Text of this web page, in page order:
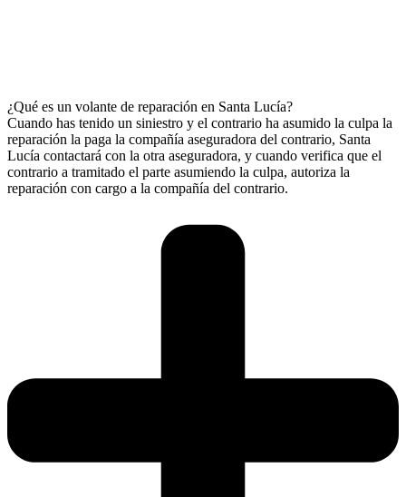
¿Qué es un volante de reparación en Santa Lucía?
Cuando has tenido un siniestro y el contrario ha asumido la culpa la
reparación la paga la compañía aseguradora del contrario, Santa
Lucía contactará con la otra aseguradora, y cuando verifica que el
contrario a tramitado el parte asumiendo la culpa, autoriza la
reparación con cargo a la compañía del contrario.